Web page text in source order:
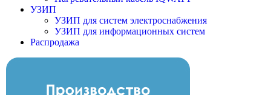
УЗИП
УЗИП для систем электроснабжения
УЗИП для информационных систем
Распродажа